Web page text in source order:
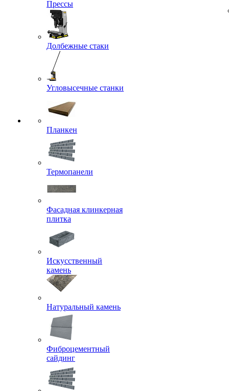
Прессы
Долбежные стаки
Угловысечные станки
Планкен
Термопанели
Фасадная клинкерная
плитка
Искусственный
камень
Натуральный камень
Фиброцементный
сайдинг